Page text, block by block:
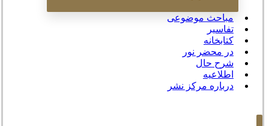
مباحث موضوعی
تفاسیر
کتابخانه
در محضر نور
شرح حال
اطلاعیه
درباره مرکز نشر